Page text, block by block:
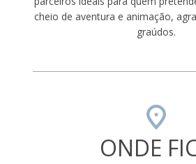
cheio de aventura e animação,
graúdos.
ONDE